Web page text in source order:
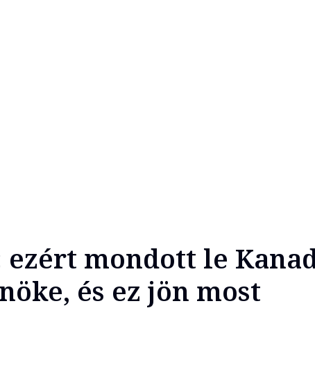
mondott le
és ez jön most